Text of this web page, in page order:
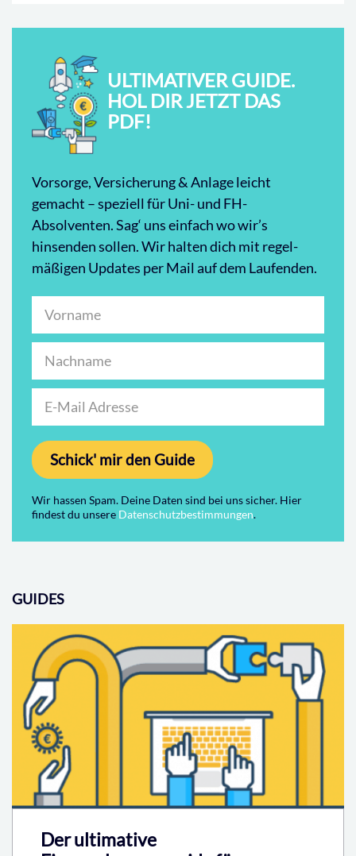
ULTIMATIVER GUIDE.
HOL DIR JETZT DAS
PDF!
Vorsorge, Versicherung & Anlage leicht
gemacht – speziell für Uni- und FH-
Absolventen. Sag‘ uns einfach wo wir’s
hinsenden sollen. Wir halten dich mit regel-
mäßigen Updates per Mail auf dem Laufenden.
Schick' mir den Guide
Wir hassen Spam. Deine Daten sind bei uns sicher. Hier
findest du unsere Datenschutzbestimmungen.
GUIDES
Der ultimative